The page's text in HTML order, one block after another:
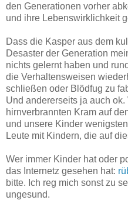
den Generationen vorher
und ihre Lebenswirklichkeit
Dass die Kasper aus dem
Desaster der Generation
nichts gelernt haben und
die Verhaltensweisen
schließen oder Blödfug zu
Und andererseits ja auch
hirnverbrannten Kram auf
und unsere Kinder
Leute mit Kindern, die auf
Wer immer Kinder hat oder
das Internetz gesehen hat:
bitte. Ich reg mich sonst zu
ungesund.